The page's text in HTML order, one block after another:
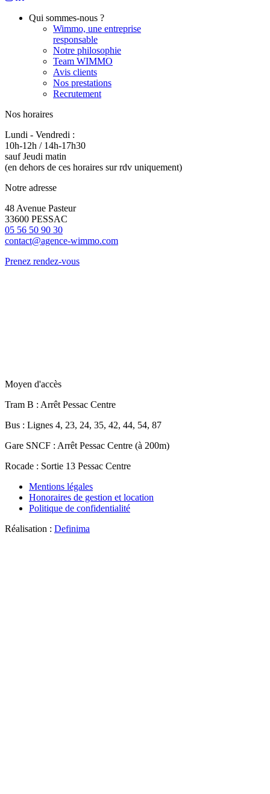
Qui sommes-nous ?
Wimmo, une entreprise
responsable
Notre philosophie
Team WIMMO
Avis clients
Nos prestations
Recrutement
Nos horaires
Lundi - Vendredi :
10h-12h / 14h-17h30
sauf Jeudi matin
(en dehors de ces horaires sur rdv uniquement)
Notre adresse
48 Avenue Pasteur
33600 PESSAC
05 56 50 90 30
contact@agence-wimmo.com
Prenez rendez-vous
Moyen d'accès
Tram B : Arrêt Pessac Centre
Bus : Lignes 4, 23, 24, 35, 42, 44, 54, 87
Gare SNCF : Arrêt Pessac Centre (à 200m)
Rocade : Sortie 13 Pessac Centre
Mentions légales
Honoraires de gestion et location
Politique de confidentialité
Réalisation : Definima